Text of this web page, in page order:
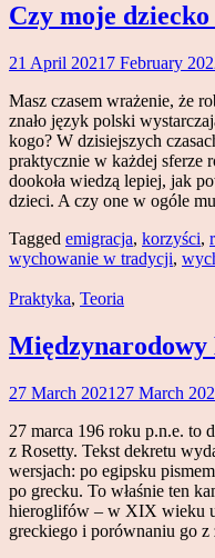
Czy moje
21 April 2021 7 February
Masz czasem wrażenie, że
znało język polski
kogo? W dzisiejszych
praktycznie w każdej sferze
dookoła wiedzą lepiej, jak
dzieci. A czy one w ogóle
Tagged emigracja, korzyści,
wychowanie w tradycji,
Praktyka, Teoria
Międzynarodowy
27 March 2021 27 March
27 marca 196 roku p.n.e. to
z Rosetty. Tekst dekretu
wersjach: po egipsku
po grecku. To właśnie ten
hieroglifów – w XIX wieku
greckiego i porównaniu go z